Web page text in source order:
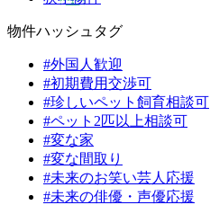
物件ハッシュタグ
#外国人歓迎
#初期費用交渉可
#珍しいペット飼育相談可
#ペット2匹以上相談可
#変な家
#変な間取り
#未来のお笑い芸人応援
#未来の俳優・声優応援